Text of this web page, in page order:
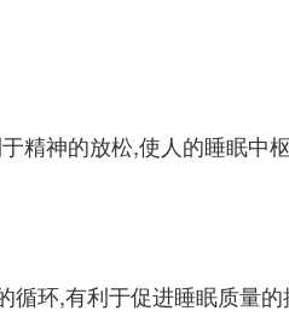
神的放松,使人的睡眠中
环,有利于促进睡眠质量